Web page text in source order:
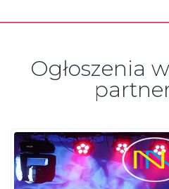
Ogłoszenia